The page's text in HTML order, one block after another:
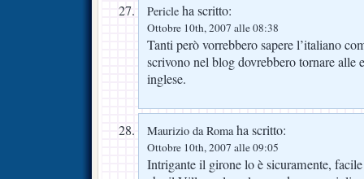
Pericle ha scritto:
Ottobre 10th, 2007 alle 08:38
Tanti però vorrebbero sapere l’italiano
scrivono nel blog dovrebbero tornare alle
inglese.
Maurizio da Romaha scritto:
Ottobre 10th, 2007 alle 09:05
Intrigante il girone lo è sicuramente,